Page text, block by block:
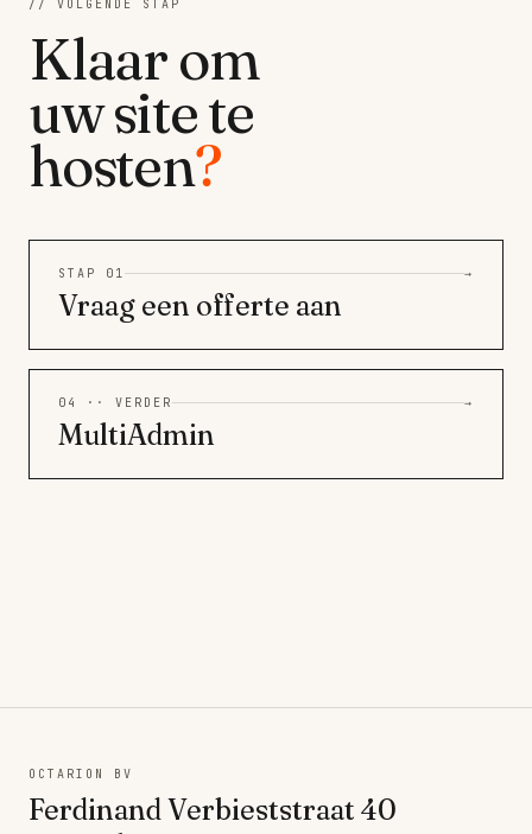
// VOLGENDE STAP
Klaar om
uw site te
hosten?
STAP 01 →
Vraag een offerte aan
04 ·· VERDER →
MultiAdmin
OCTARION BV
Ferdinand Verbieststraat 40